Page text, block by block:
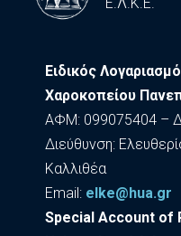
Ειδικός
Χαροκοπείου
ΑΦΜ: 099075404 –
Διεύθυνση:
Καλλιθέα
Εmail: elke@hua.gr
Special Account of